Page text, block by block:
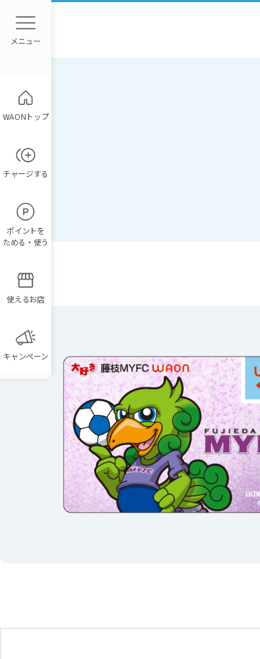
WAONトップ
チャージする
ポイントを
ためる・使う
使えるお店
キャンペーン